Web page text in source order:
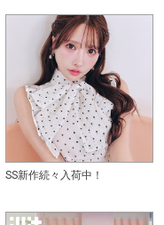
SS新作続々入荷中！